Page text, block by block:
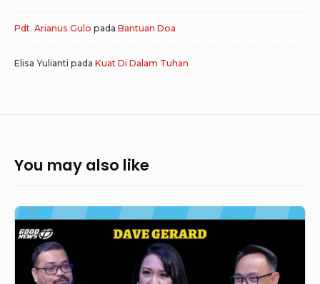
Pdt. Arianus Gulo pada Bantuan Doa
Elisa Yulianti pada Kuat Di Dalam Tuhan
You may also like
GoodNews
683
PELAYAN